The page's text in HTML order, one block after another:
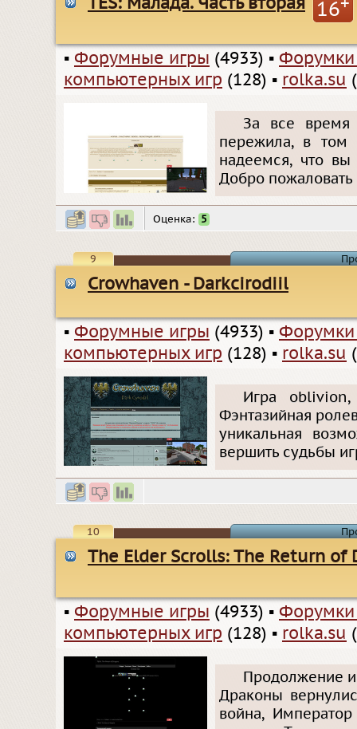
16
▪ Форумные игры (4933) ▪
компьютерных игр (128) ▪ rolka.su
За все время
пережила, в
надеемся, что вы
Добро пожаловать
Оценка: 5
9
Crowhaven - Darkcirodiil
▪ Форумные игры (4933) ▪
компьютерных игр (128) ▪ rolka.su
Игра
Фэнтазийная
уникальная
вершить судьбы
10
The Elder Scrolls: The Return of
▪ Форумные игры (4933) ▪
компьютерных игр (128) ▪ rolka.su
Продолжение
Драконы
война,